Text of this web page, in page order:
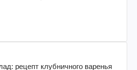
после исключения из